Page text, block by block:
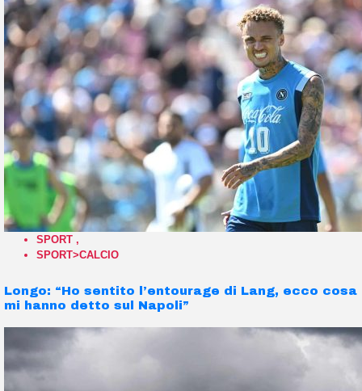
SPORT ,
SPORT>CALCIO
Longo: “Ho sentito l’entourage di Lang, ecco cosa
mi hanno detto sul Napoli”